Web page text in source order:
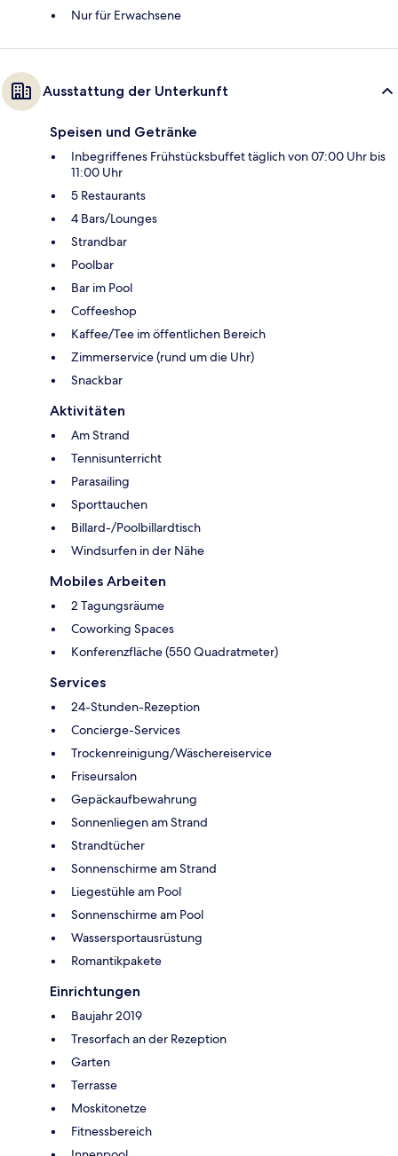
Nur für Erwachsene
Ausstattung der Unterkunft
Speisen und Getränke
Inbegriffenes Frühstücksbuffet täglich von 07:00 Uhr bis
11:00 Uhr
5 Restaurants
4 Bars/Lounges
Strandbar
Poolbar
Bar im Pool
Coffeeshop
Kaffee/Tee im öffentlichen Bereich
Zimmerservice (rund um die Uhr)
Snackbar
Aktivitäten
Am Strand
Tennisunterricht
Parasailing
Sporttauchen
Billard-/Poolbillardtisch
Windsurfen in der Nähe
Mobiles Arbeiten
2 Tagungsräume
Coworking Spaces
Konferenzfläche (550 Quadratmeter)
Services
24-Stunden-Rezeption
Concierge-Services
Trockenreinigung/Wäschereiservice
Friseursalon
Gepäckaufbewahrung
Sonnenliegen am Strand
Strandtücher
Sonnenschirme am Strand
Liegestühle am Pool
Sonnenschirme am Pool
Wassersportausrüstung
Romantikpakete
Einrichtungen
Baujahr 2019
Tresorfach an der Rezeption
Garten
Terrasse
Moskitonetze
Fitnessbereich